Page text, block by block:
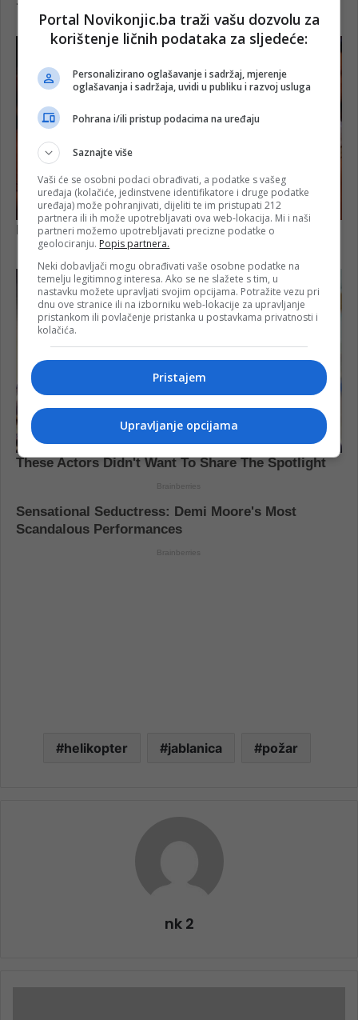
helikopter jablanica požar
nk 2
Portal Novikonjic.ba traži vašu dozvolu za
korištenje ličnih podataka za sljedeće:
Personalizirano oglašavanje i sadržaj, mjerenje
oglašavanja i sadržaja, uvidi u publiku i razvoj usluga
Pohrana i/ili pristup podacima na uređaju
Saznajte više
Vaši će se osobni podaci obrađivati, a podatke s vašeg
uređaja (kolačiće, jedinstvene identifikatore i druge podatke
uređaja) može pohranjivati, dijeliti te im pristupati 212
partnera ili ih može upotrebljavati ova web-lokacija. Mi i naši
partneri možemo upotrebljavati precizne podatke o
geolociranju. Popis partnera.
Neki dobavljači mogu obrađivati vaše osobne podatke na
temelju legitimnog interesa. Ako se ne slažete s tim, u
nastavku možete upravljati svojim opcijama. Potražite vezu pri
dnu ove stranice ili na izborniku web-lokacije za upravljanje
pristankom ili povlačenje pristanka u postavkama privatnosti i
kolačića.
Pristajem
Upravljanje opcijama